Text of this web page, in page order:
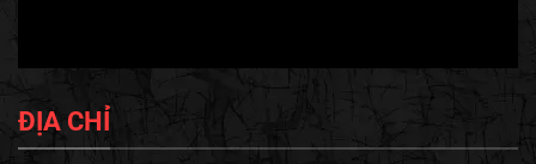
ĐỊA CHỈ